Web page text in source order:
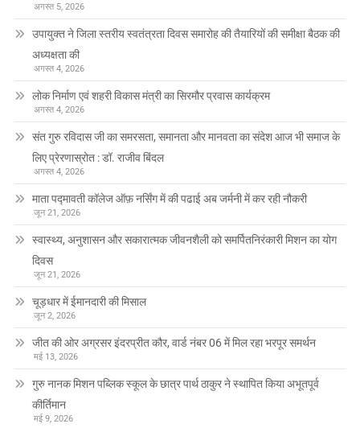
अगस्त 5, 2026
उपायुक्त ने जिला स्तरीय स्वतंत्रता दिवस समारोह की तैयारियों की समीक्षा बैठक की
अध्यक्षता की
अगस्त 4, 2026
लोक निर्माण एवं शहरी विकास मंत्री का सिरमौर प्रवास कार्यक्रम
अगस्त 4, 2026
संत गुरु रविदास जी का समरसता, समानता और मानवता का संदेश आज भी समाज के
लिए प्रेरणास्रोत : डॉ. राजीव बिंदल
अगस्त 4, 2026
माता पद्मावती कॉलेज ऑफ़ नर्सिंग में की पढाई अब जर्मनी में कर रही नौकरी
जून 21, 2026
स्वास्थ्य, अनुशासन और सकारात्मक जीवनशैली को समर्पितनिरंकारी मिशन का योग
दिवस
जून 21, 2026
चूड़धार में ईमानदारी की मिसाल
जून 2, 2026
जीत की ओर अग्रसर इंदरप्रीत कौर, वार्ड नंबर 06 में मिल रहा भरपूर समर्थन
मई 13, 2026
गुरु नानक मिशन पब्लिक स्कूल के छात्र पार्थ ठाकुर ने स्थापित किया अभूतपूर्व
कीर्तिमान
मई 9, 2026